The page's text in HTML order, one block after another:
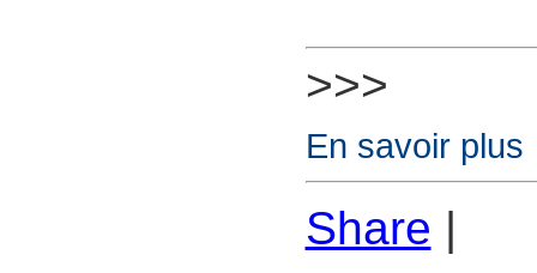
>>>
En savoir plus
Share |